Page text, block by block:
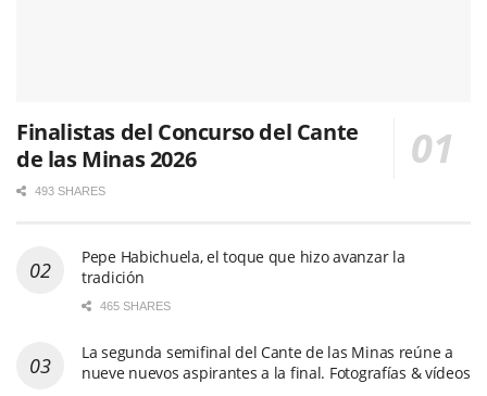
Finalistas del Concurso del Cante
de las Minas 2026
493 SHARES
Pepe Habichuela, el toque que hizo avanzar la
tradición
465 SHARES
La segunda semifinal del Cante de las Minas reúne a
nueve nuevos aspirantes a la final. Fotografías & vídeos